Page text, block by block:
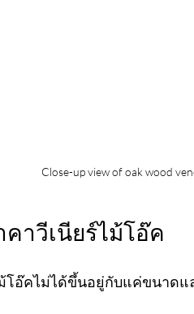
Close-up view of oak wood
าวีเนียร์ไม้โอ๊ค
โอ๊คไม่ได้ขึ้นอยู่กับแค่ขนาด